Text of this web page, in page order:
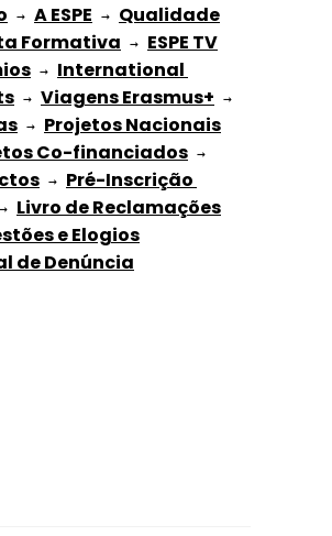
→ A ESPE → Qualidade
Formativa → ESPE TV
→ International
→ Viagens Erasmus+
→ Projetos Nacionais
Co-financiados
→ Pré-Inscrição
Livro de Reclamações
e Elogios